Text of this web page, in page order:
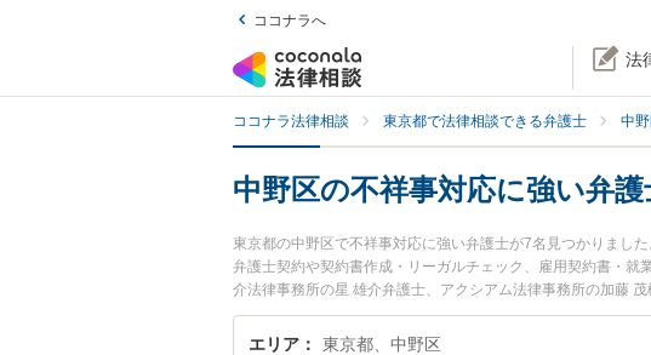
ココナラへ
法
ココナラ法律相談 東京都で法律相談できる弁護士 中
中野区の不祥事対応に強い弁護
東京都の中野区で不祥事対応に強い弁護士が7名見つかりまし
弁護士契約や契約書作成・リーガルチェック、雇用契約書・
介法律事務所の星 雄介弁護士、アクシアム法律事務所の加藤
事対応のトラブルを今すぐに弁護士に相談したい』『不祥事
の弁護士に相談予約したい』などでお困りの相談者さんにおす
エリア 東京都、中野区